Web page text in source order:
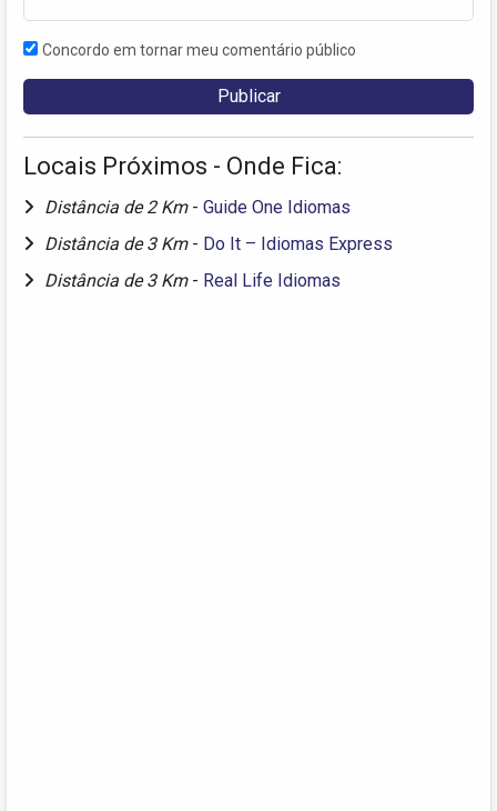
Concordo em tornar meu comentário público
Locais Próximos - Onde Fica:
Distância de 2 Km - Guide One Idiomas
Distância de 3 Km - Do It – Idiomas Express
Distância de 3 Km - Real Life Idiomas